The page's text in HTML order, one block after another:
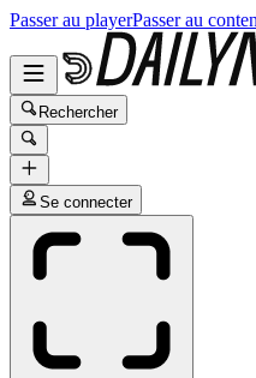
Passer au playerPasser au
Rechercher
Se connecter